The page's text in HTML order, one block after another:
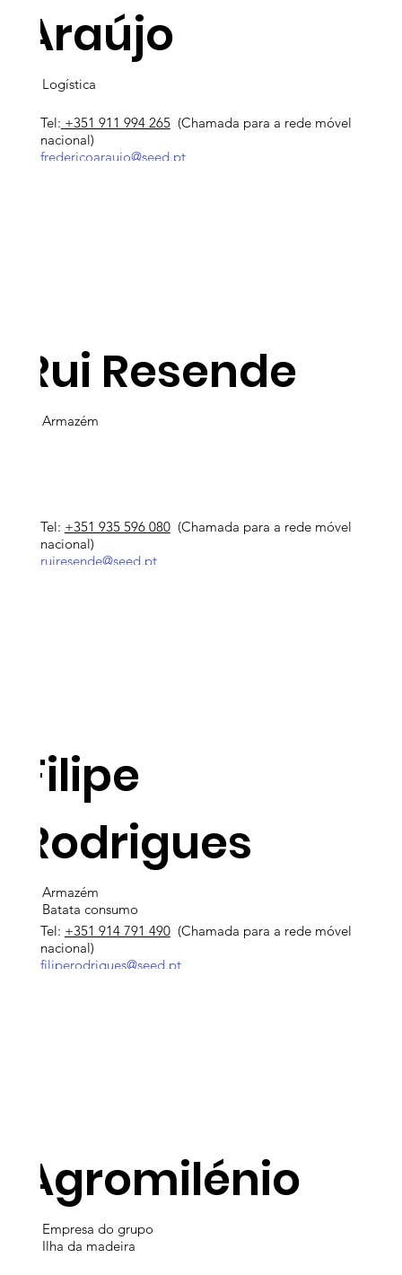
Araújo
Logística
Tel: +351 911 994 265 (Chamada para a rede móvel
nacional)
fredericoaraujo@seed.pt
Rui Resende
Armazém
Tel: +351 935 596 080 (Chamada para a rede móvel
nacional)
ruiresende@seed.pt
Filipe
Rodrigues
Armazém
Batata consumo
Tel: +351 914 791 490 (Chamada para a rede móvel
nacional)
filiperodrigues@seed.pt
Agromilénio
Empresa do grupo
Ilha da madeira